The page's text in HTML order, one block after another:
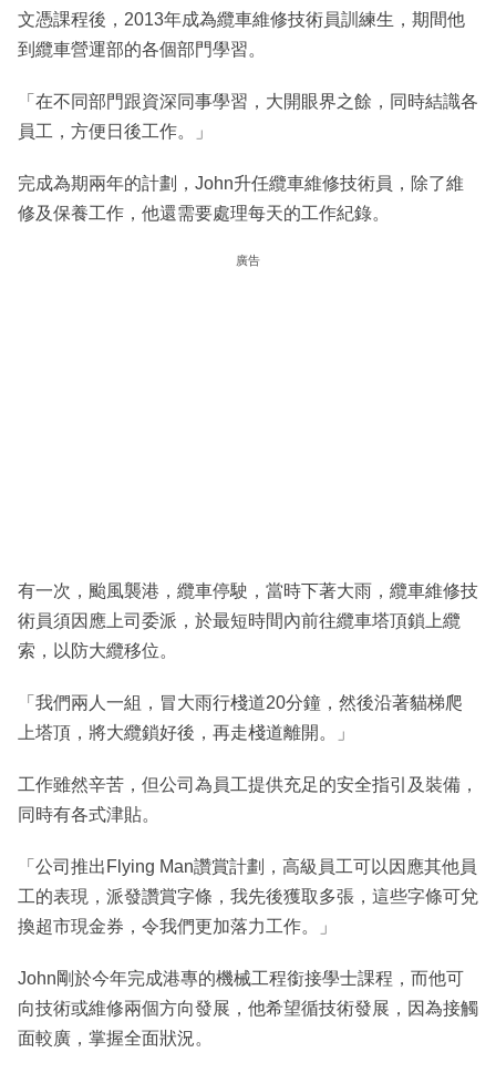
文憑課程後，2013年成為纜車維修技術員訓練生，期間他
到纜車營運部的各個部門學習。
「在不同部門跟資深同事學習，大開眼界之餘，同時結識各
員工，方便日後工作。」
完成為期兩年的計劃，John升任纜車維修技術員，除了維
修及保養工作，他還需要處理每天的工作紀錄。
廣告
有一次，颱風襲港，纜車停駛，當時下著大雨，纜車維修技
術員須因應上司委派，於最短時間內前往纜車塔頂鎖上纜
索，以防大纜移位。
「我們兩人一組，冒大雨行棧道20分鐘，然後沿著貓梯爬
上塔頂，將大纜鎖好後，再走棧道離開。」
工作雖然辛苦，但公司為員工提供充足的安全指引及裝備，
同時有各式津貼。
「公司推出Flying Man讚賞計劃，高級員工可以因應其他員
工的表現，派發讚賞字條，我先後獲取多張，這些字條可兌
換超市現金券，令我們更加落力工作。」
John剛於今年完成港專的機械工程銜接學士課程，而他可
向技術或維修兩個方向發展，他希望循技術發展，因為接觸
面較廣，掌握全面狀況。